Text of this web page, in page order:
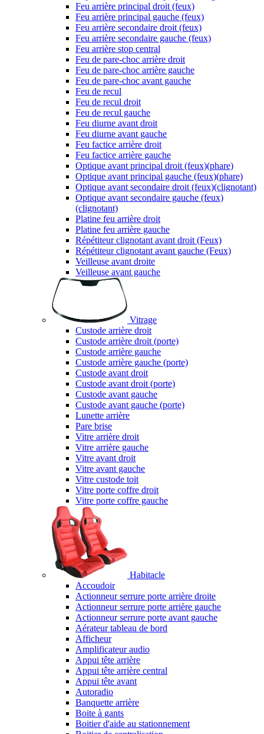
Feu arrière principal droit (feux)
Feu arrière principal gauche (feux)
Feu arrière secondaire droit (feux)
Feu arrière secondaire gauche (feux)
Feu arrière stop central
Feu de pare-choc arrière droit
Feu de pare-choc arrière gauche
Feu de pare-choc avant gauche
Feu de recul
Feu de recul droit
Feu de recul gauche
Feu diurne avant droit
Feu diurne avant gauche
Feu factice arrière droit
Feu factice arrière gauche
Optique avant principal droit (feux)(phare)
Optique avant principal gauche (feux)(phare)
Optique avant secondaire droit (feux)(clignotant)
Optique avant secondaire gauche (feux)
(clignotant)
Platine feu arrière droit
Platine feu arrière gauche
Répétiteur clignotant avant droit (Feux)
Répétiteur clignotant avant gauche (Feux)
Veilleuse avant droite
Veilleuse avant gauche
Vitrage
Custode arrière droit
Custode arrière droit (porte)
Custode arrière gauche
Custode arrière gauche (porte)
Custode avant droit
Custode avant droit (porte)
Custode avant gauche
Custode avant gauche (porte)
Lunette arrière
Pare brise
Vitre arrière droit
Vitre arrière gauche
Vitre avant droit
Vitre avant gauche
Vitre custode toit
Vitre porte coffre droit
Vitre porte coffre gauche
Habitacle
Accoudoir
Actionneur serrure porte arrière droite
Actionneur serrure porte arrière gauche
Actionneur serrure porte avant gauche
Aérateur tableau de bord
Afficheur
Amplificateur audio
Appui tête arrière
Appui tête arrière central
Appui tête avant
Autoradio
Banquette arrière
Boite à gants
Boitier d'aide au stationnement